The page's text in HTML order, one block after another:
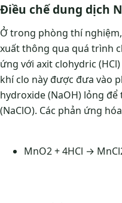
Điều chế dung dịch
Ở trong phòng thí nghiệm,
xuất thông qua quá trình
ứng với axit clohydric
khí clo này được đưa vào
hydroxide (NaOH) lỏng
(NaClO). Các phản ứng
MnO2 + 4HCl →